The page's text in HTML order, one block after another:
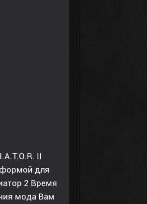
II
для
2 Время
мода Вам